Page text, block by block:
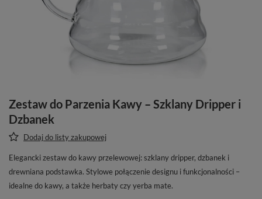
Zestaw do Parzenia Kawy – Szklany Dripper i
Dzbanek
Dodaj do listy zakupowej
Elegancki zestaw do kawy przelewowej: szklany dripper, dzbanek i
drewniana podstawka. Stylowe połączenie designu i funkcjonalności –
idealne do kawy, a także herbaty czy yerba mate.